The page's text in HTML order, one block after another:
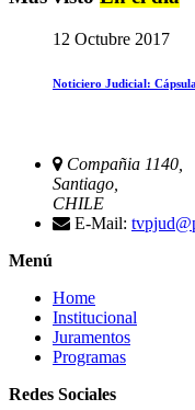
12 Octubre 2017
Noticiero Judicial:
Compañia 1140,
Santiago,
CHILE
E-Mail:
Menú
Home
Institucional
Juramentos
Programas
Redes Sociales